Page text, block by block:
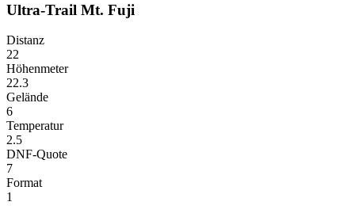
Ultra-Trail Mt. Fuji
Distanz
22
Höhenmeter
22.3
Gelände
6
Temperatur
2.5
DNF-Quote
7
Format
1